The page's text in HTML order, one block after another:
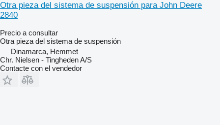
Otra pieza del sistema de suspensión para John Deere
2840
Precio a consultar
Otra pieza del sistema de suspensión
Dinamarca, Hemmet
Chr. Nielsen - Tingheden A/S
Contacte con el vendedor